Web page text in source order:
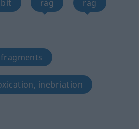
rag rag
inebriation